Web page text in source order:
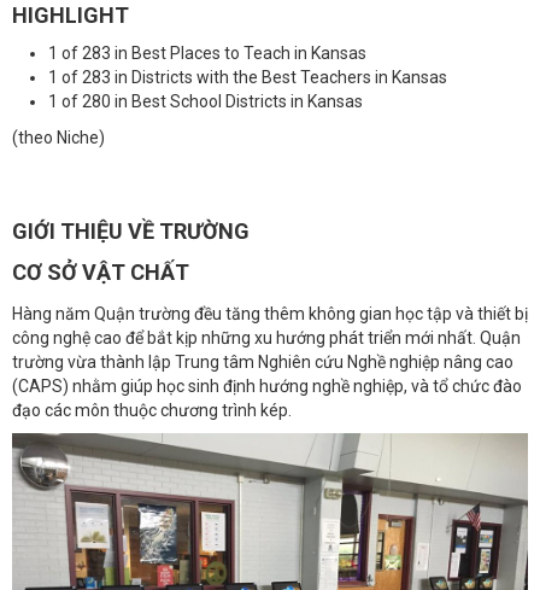
HIGHLIGHT
1 of 283 in Best Places to Teach in Kansas
1 of 283 in Districts with the Best Teachers in Kansas
1 of 280 in Best School Districts in Kansas
(theo Niche)
GIỚI THIỆU VỀ TRƯỜNG
CƠ SỞ VẬT CHẤT
Hàng năm Quận trường đều tăng thêm không gian học tập và thiết bị
công nghệ cao để bắt kịp những xu hướng phát triển mới nhất. Quận
trường vừa thành lập Trung tâm Nghiên cứu Nghề nghiệp nâng cao
(CAPS) nhằm giúp học sinh định hướng nghề nghiệp, và tổ chức đào
đạo các môn thuộc chương trình kép.